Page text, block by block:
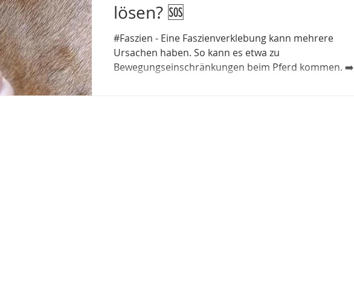
lösen? 🆘
#Faszien - Eine Faszienverklebung kann mehrere
Ursachen haben. So kann es etwa zu
Bewegungseinschränkungen beim Pferd kommen. ➡️